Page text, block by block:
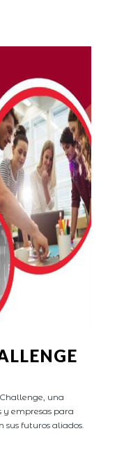
una
y empresas para
sus futuros aliados.